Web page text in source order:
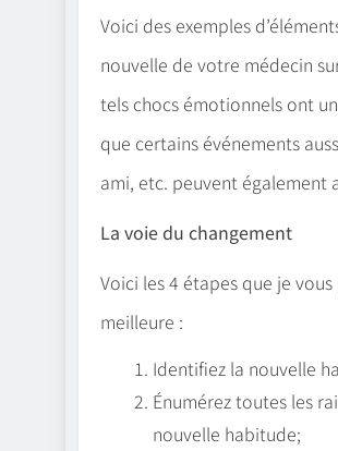
Voici des exemples
nouvelle de votre médecin
tels chocs émotionnels ont
que certains événements
ami, etc. peuvent également
La voie du changement
Voici les 4 étapes que je
meilleure :
Identifiez la nouvelle
Énumérez toutes les
nouvelle habitude;